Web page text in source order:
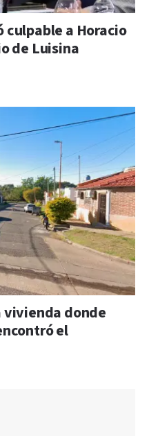
culpable a Horacio
de Luisina
vivienda donde
el